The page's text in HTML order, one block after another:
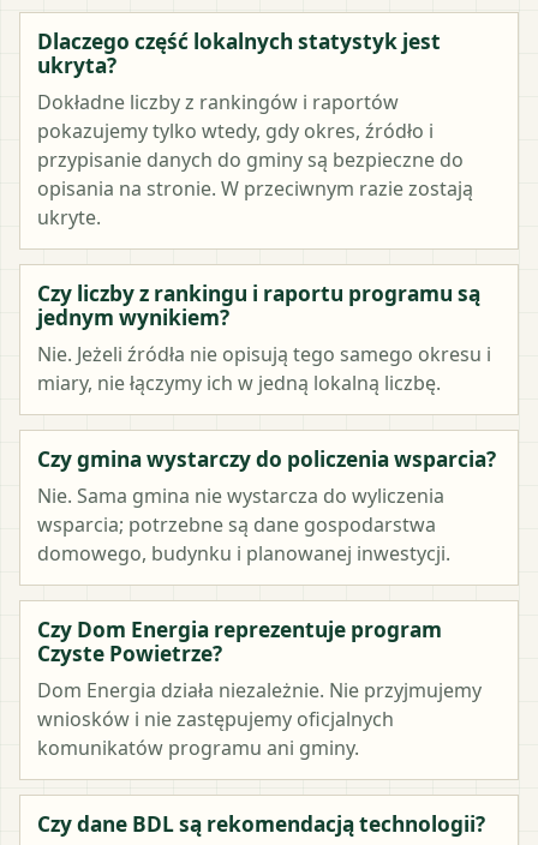
Dlaczego część lokalnych statystyk jest
ukryta?
Dokładne liczby z rankingów i raportów
pokazujemy tylko wtedy, gdy okres, źródło i
przypisanie danych do gminy są bezpieczne do
opisania na stronie. W przeciwnym razie zostają
ukryte.
Czy liczby z rankingu i raportu programu są
jednym wynikiem?
Nie. Jeżeli źródła nie opisują tego samego okresu i
miary, nie łączymy ich w jedną lokalną liczbę.
Czy gmina wystarczy do policzenia wsparcia?
Nie. Sama gmina nie wystarcza do wyliczenia
wsparcia; potrzebne są dane gospodarstwa
domowego, budynku i planowanej inwestycji.
Czy Dom Energia reprezentuje program
Czyste Powietrze?
Dom Energia działa niezależnie. Nie przyjmujemy
wniosków i nie zastępujemy oficjalnych
komunikatów programu ani gminy.
Czy dane BDL są rekomendacją technologii?